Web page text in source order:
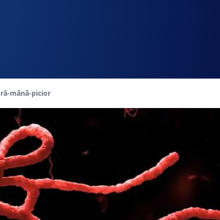
mână-picior